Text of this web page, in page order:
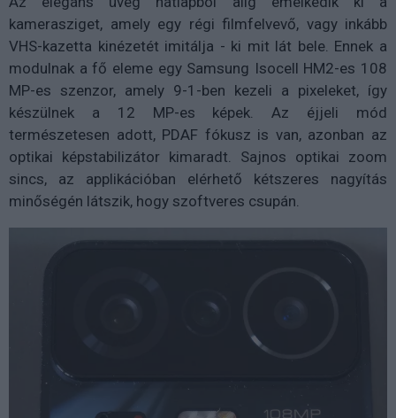
kamerasziget, amely egy régi filmfelvevő, vagy inkább
VHS-kazetta kinézetét imitálja - ki mit lát bele. Ennek a
modulnak a fő eleme egy Samsung Isocell HM2-es 108
MP-es szenzor, amely 9-1-ben kezeli a pixeleket, így
készülnek a 12 MP-es képek. Az éjjeli mód
természetesen adott, PDAF fókusz is van, azonban az
optikai képstabilizátor kimaradt. Sajnos optikai zoom
sincs, az applikációban elérhető kétszeres nagyítás
minőségén látszik, hogy szoftveres csupán.